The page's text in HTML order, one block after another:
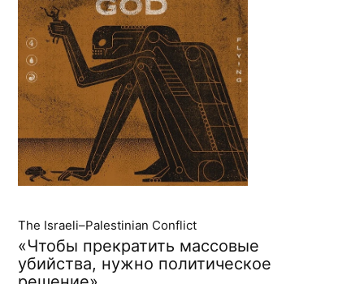
The Israeli–Palestinian Conflict
«Чтобы прекратить массовые
убийства, нужно политическое